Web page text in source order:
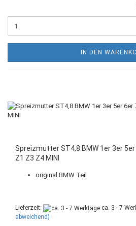
IN DEN
Spreizmutter ST4,8 BMW 1er 3er 5er
Z1 Z3 Z4 MINI
original BMW Teil
Lieferzeit: ca. 3 - 7
abweichend)